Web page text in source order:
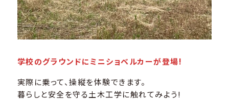
学校のグラウンドにミニショベルカーが登場!
実際に乗って、操縦を体験できます。
暮らしと安全を守る土木工学に触れてみよう!